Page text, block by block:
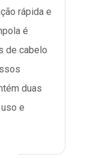
rápida e
é
de cabelo
duas
e